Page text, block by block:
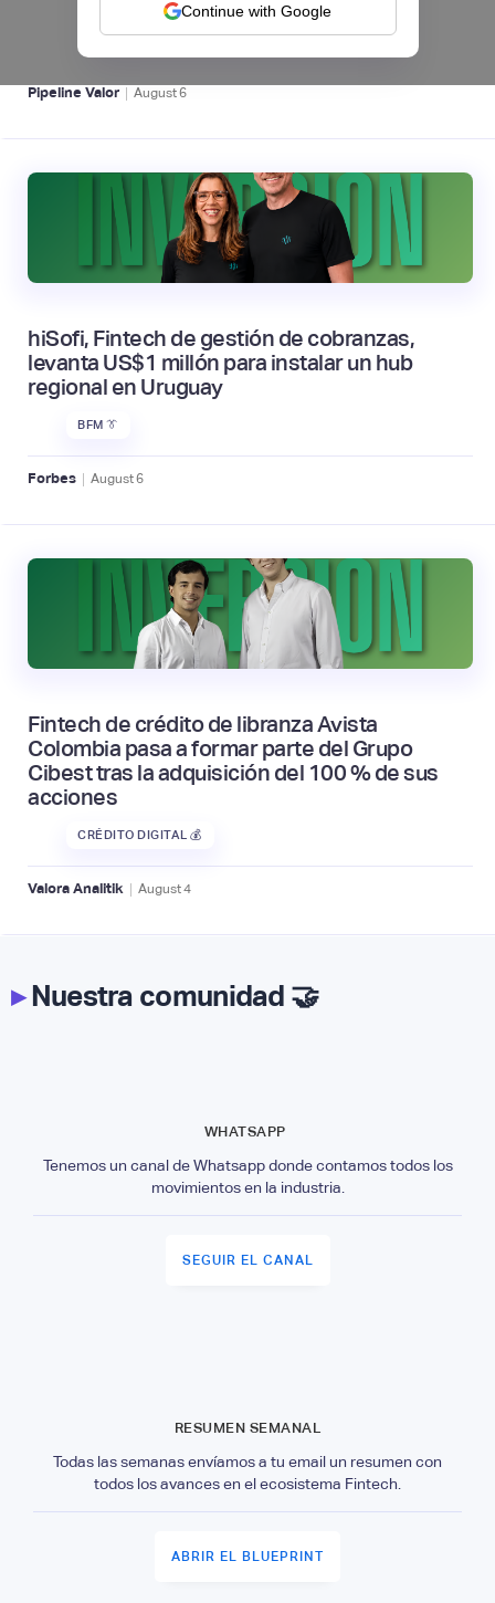
Continue with Google
CRÉDITO DIGITAL 💰
Pipeline Valor | August6
hiSofi, Fintech de gestión de cobranzas,
levanta US$1 millón para instalar un hub
regional en Uruguay
BFM 👔
Forbes | August6
Fintech de crédito de libranza Avista
Colombia pasa a formar parte del Grupo
Cibest tras la adquisición del 100 % de sus
acciones
CRÉDITO DIGITAL 💰
Valora Analitik | August4
▸Nuestra comunidad 🤝
WHATSAPP
Tenemos un canal de Whatsapp donde contamos todos los
movimientos en la industria.
SEGUIR EL CANAL
RESUMEN SEMANAL
Todas las semanas envíamos a tu email un resumen con
todos los avances en el ecosistema Fintech.
ABRIR EL BLUEPRINT